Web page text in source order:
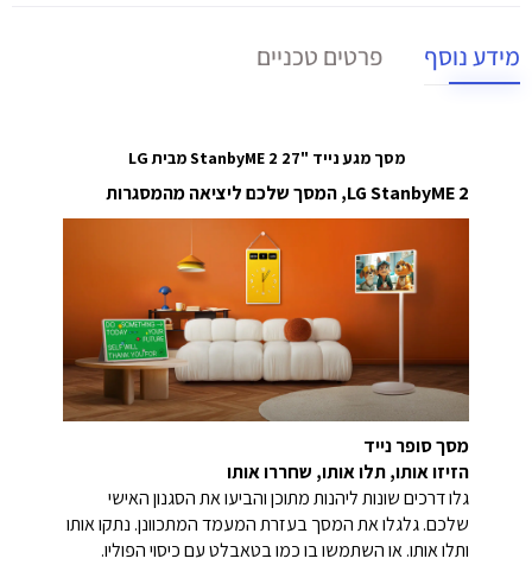
מידע נוסף פרטים טכניים
מסך מגע נייד "27 StanbyME 2 מבית LG
LG StanbyME 2, המסך שלכם ליציאה מהמסגרות
מסך סופר נייד
הזיזו אותו, תלו אותו, שחררו אותו
גלו דרכים שונות ליהנות מתוכן והביעו את הסגנון האישי
שלכם. גלגלו את המסך בעזרת המעמד המתכוונן. נתקו אותו
ותלו אותו. או השתמשו בו כמו בטאבלט עם כיסוי הפוליו.